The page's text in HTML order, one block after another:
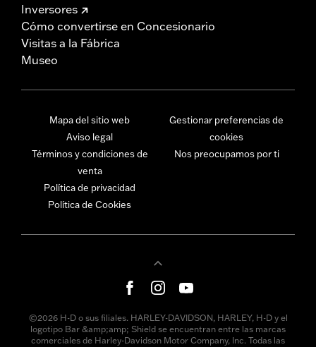
Inversores
Cómo convertirse en Concesionario
Visitas a la Fábrica
Museo
Mapa del sitio web
Aviso legal
Términos y condiciones de
venta
Política de privacidad
Política de Cookies
Gestionar preferencias de
cookies
Nos preocupamos por ti
©2026 H-D o sus filiales. HARLEY-DAVIDSON, HARLEY, H-D y el
logotipo Bar &amp;amp; Shield se encuentran entre las marcas
comerciales de Harley-Davidson Motor Company, Inc. Todas las